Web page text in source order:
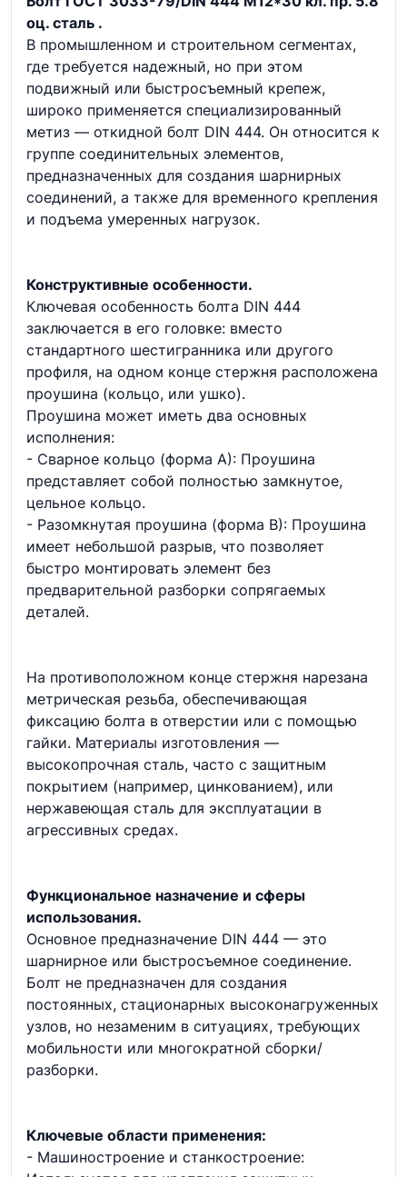
оц. сталь .
В промышленном и строительном сегментах,
где требуется надежный, но при этом
подвижный или быстросъемный крепеж,
широко применяется специализированный
метиз — откидной болт DIN 444. Он относится к
группе соединительных элементов,
предназначенных для создания шарнирных
соединений, а также для временного крепления
и подъема умеренных нагрузок.
Конструктивные особенности.
Ключевая особенность болта DIN 444
заключается в его головке: вместо
стандартного шестигранника или другого
профиля, на одном конце стержня расположена
проушина (кольцо, или ушко).
Проушина может иметь два основных
исполнения:
- Сварное кольцо (форма А): Проушина
представляет собой полностью замкнутое,
цельное кольцо.
- Разомкнутая проушина (форма В): Проушина
имеет небольшой разрыв, что позволяет
быстро монтировать элемент без
предварительной разборки сопрягаемых
деталей.
На противоположном конце стержня нарезана
метрическая резьба, обеспечивающая
фиксацию болта в отверстии или с помощью
гайки. Материалы изготовления —
высокопрочная сталь, часто с защитным
покрытием (например, цинкованием), или
нержавеющая сталь для эксплуатации в
агрессивных средах.
Функциональное назначение и сферы
использования.
Основное предназначение DIN 444 — это
шарнирное или быстросъемное соединение.
Болт не предназначен для создания
постоянных, стационарных высоконагруженных
узлов, но незаменим в ситуациях, требующих
мобильности или многократной сборки/
разборки.
Ключевые области применения:
- Машиностроение и станкостроение: